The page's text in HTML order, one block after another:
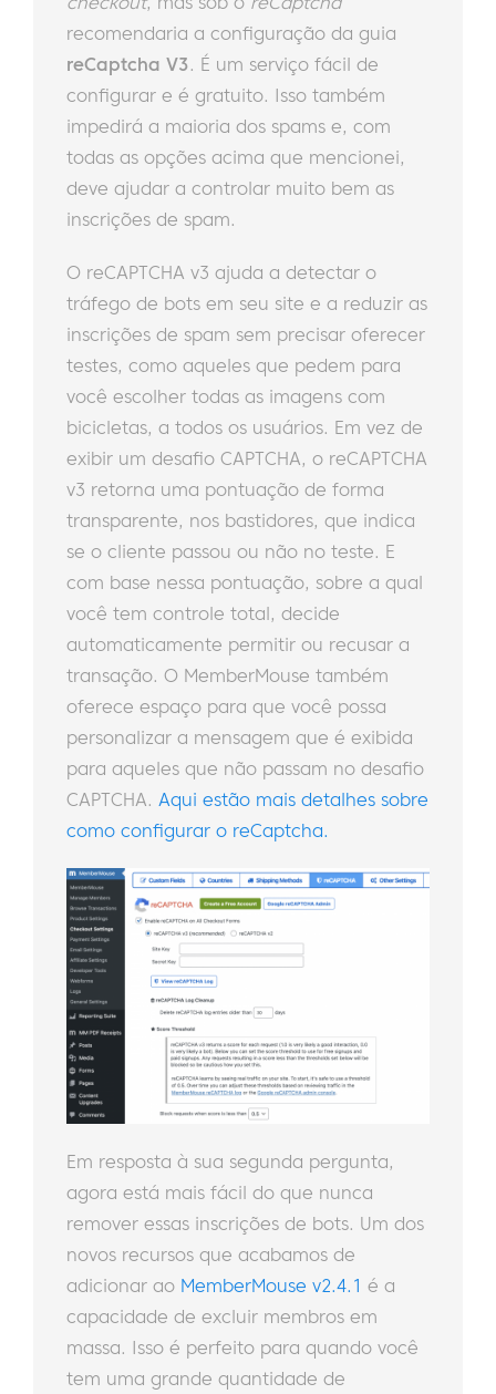
recomendaria a configuração da guia
reCaptcha V3. É um serviço fácil de
configurar e é gratuito. Isso também
impedirá a maioria dos spams e, com
todas as opções acima que mencionei,
deve ajudar a controlar muito bem as
inscrições de spam.
O reCAPTCHA v3 ajuda a detectar o
tráfego de bots em seu site e a reduzir as
inscrições de spam sem precisar oferecer
testes, como aqueles que pedem para
você escolher todas as imagens com
bicicletas, a todos os usuários. Em vez de
exibir um desafio CAPTCHA, o reCAPTCHA
v3 retorna uma pontuação de forma
transparente, nos bastidores, que indica
se o cliente passou ou não no teste. E
com base nessa pontuação, sobre a qual
você tem controle total, decide
automaticamente permitir ou recusar a
transação. O MemberMouse também
oferece espaço para que você possa
personalizar a mensagem que é exibida
para aqueles que não passam no desafio
CAPTCHA. Aqui estão mais detalhes sobre
como configurar o reCaptcha.
Em resposta à sua segunda pergunta,
agora está mais fácil do que nunca
remover essas inscrições de bots. Um dos
novos recursos que acabamos de
adicionar ao MemberMouse v2.4.1 é a
capacidade de excluir membros em
massa. Isso é perfeito para quando você
tem uma grande quantidade de